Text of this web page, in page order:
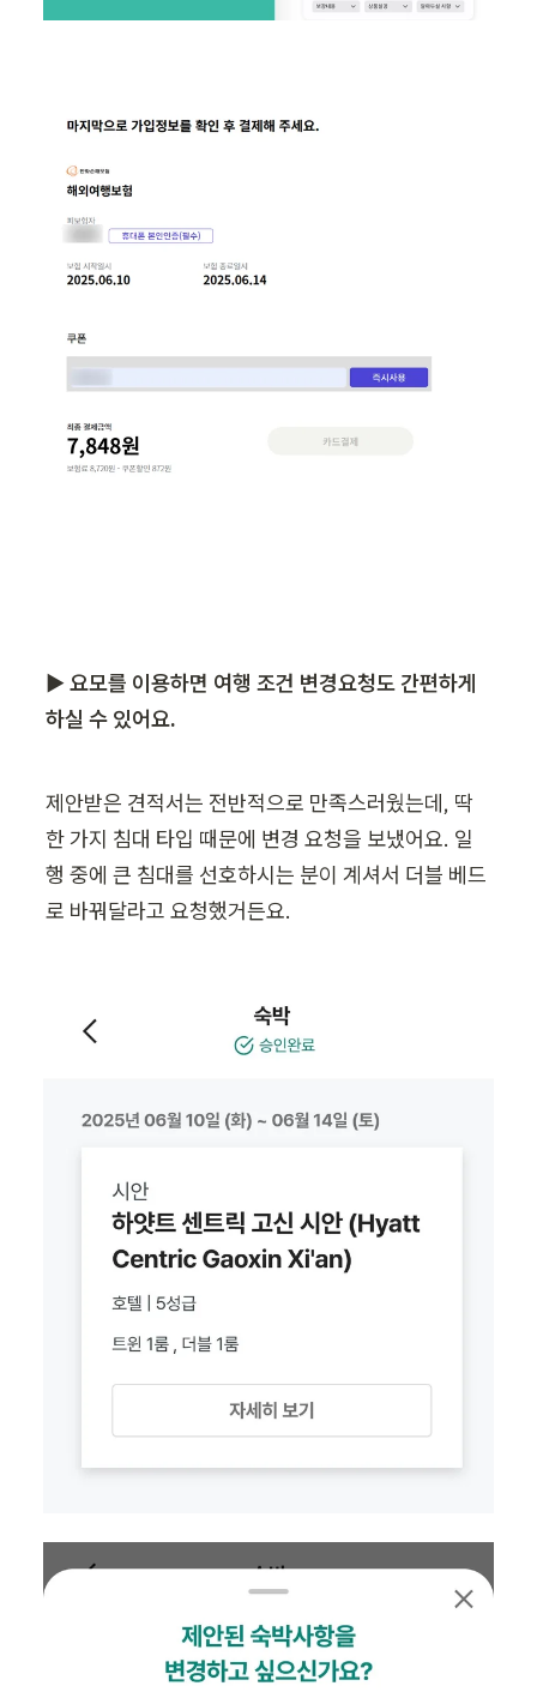
▶ 요모를 이용하면 여행 조건 변경요청도 간편하게
하실 수 있어요.
제안받은 견적서는 전반적으로 만족스러웠는데, 딱
한 가지 침대 타입 때문에 변경 요청을 보냈어요. 일
행 중에 큰 침대를 선호하시는 분이 계셔서 더블 베드
로 바꿔달라고 요청했거든요.